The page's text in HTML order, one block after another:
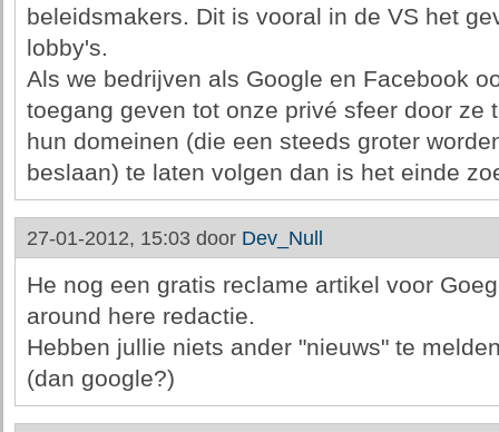
beleidsmakers. Dit is vooral in de VS het
lobby's.
Als we bedrijven als Google en Facebook
toegang geven tot onze privé sfeer door ze
hun domeinen (die een steeds groter
beslaan) te laten volgen dan is het einde
27-01-2012, 15:03 door Dev_Null
He nog een gratis reclame artikel voor
around here redactie.
Hebben jullie niets ander "nieuws" te
(dan google?)